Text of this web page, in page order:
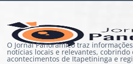
O Jornal Panorâmico traz
notícias locais e relevantes, cobrindo
acontecimentos de Itapetininga e